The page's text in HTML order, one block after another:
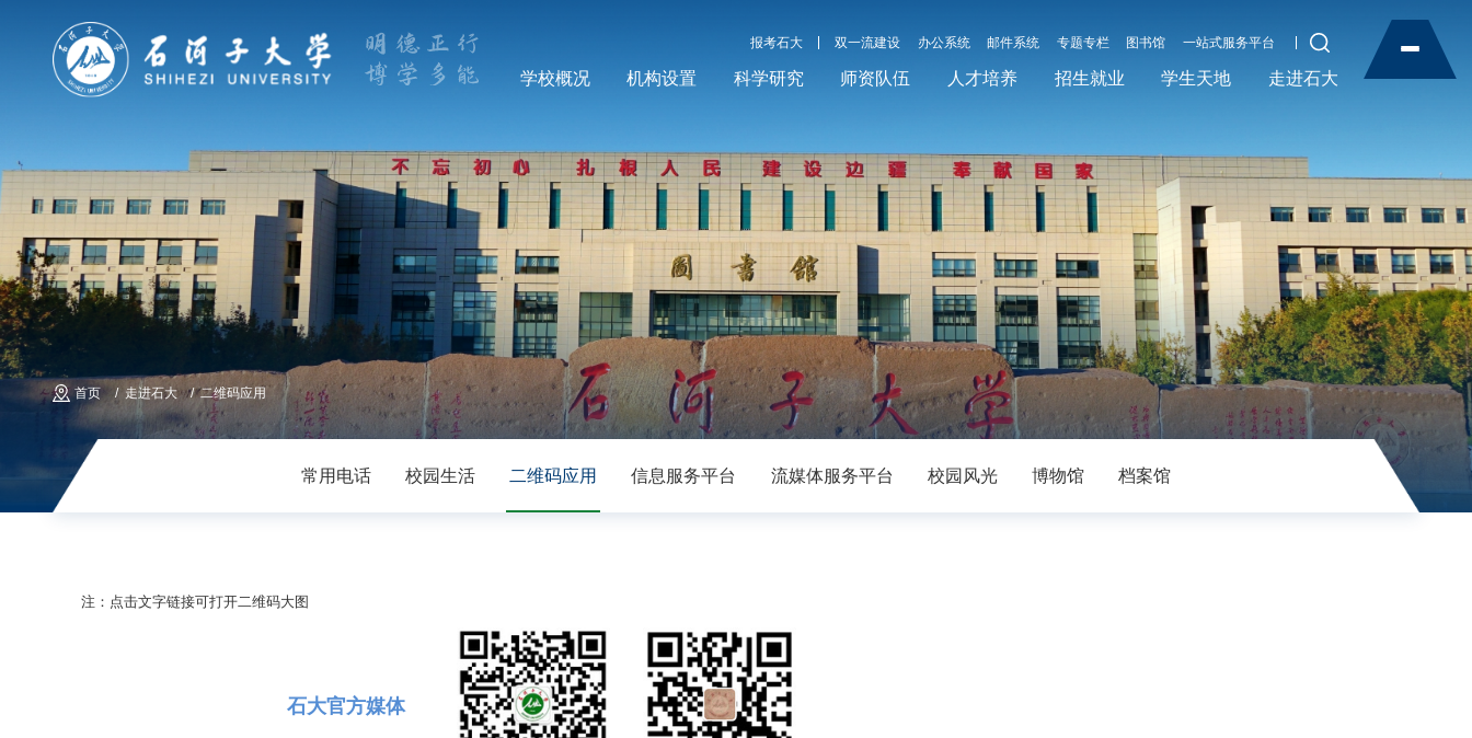
报考石大 双一流建设 办公系统 邮件系统 专题专栏 图书馆 一站式服务平台
学校概况 机构设置 科学研究 师资队伍 人才培养 招生就业 学生天地 走进石大
常用电话 校园生活 二维码应用 信息服务平台 流媒体服务平台 校园风光 博物馆 档案馆
首页 走进石大 二维码应用
注：点击文字链接可打开二维码大图
石大官方媒体